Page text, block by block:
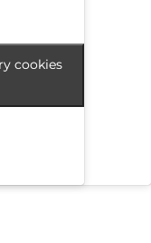
cookies
cookies